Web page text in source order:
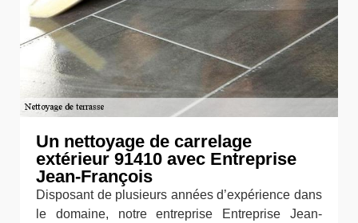
Un nettoyage de carrelage
extérieur 91410 avec Entreprise
Jean-François
Disposant de plusieurs années d’expérience dans
le domaine, notre entreprise Entreprise Jean-